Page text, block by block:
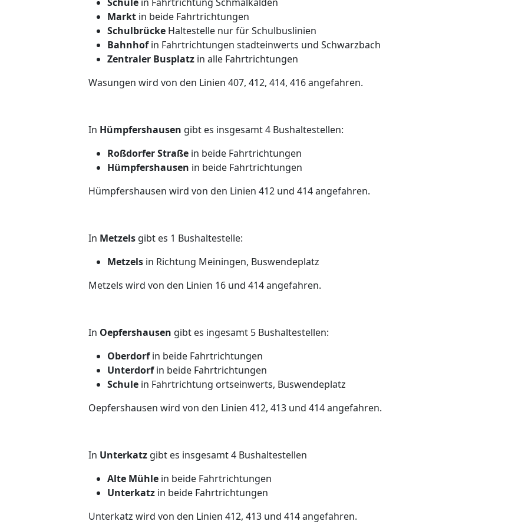
Markt in beide Fahrtrichtungen
Schulbrücke Haltestelle nur für Schulbuslinien
Bahnhofin Fahrtrichtungen stadteinwerts und Schwarzbach
Zentraler Busplatz in alle Fahrtrichtungen
Wasungen wird von den Linien 407, 412, 414, 416 angefahren.
In Hümpfershausen gibt es insgesamt 4 Bushaltestellen:
Roßdorfer Straße in beide Fahrtrichtungen
Hümpfershausen in beide Fahrtrichtungen
Hümpfershausen wird von den Linien 412 und 414 angefahren.
In Metzels gibt es 1 Bushaltestelle:
Metzels in Richtung Meiningen, Buswendeplatz
Metzels wird von den Linien 16 und 414 angefahren.
In Oepfershausen gibt es ingesamt 5 Bushaltestellen:
Oberdorfin beide Fahrtrichtungen
Unterdorfin beide Fahrtrichtungen
Schule in Fahrtrichtung ortseinwerts, Buswendeplatz
Oepfershausen wird von den Linien 412, 413 und 414 angefahren.
In Unterkatz gibt es insgesamt 4 Bushaltestellen
Alte Mühle in beide Fahrtrichtungen
Unterkatz in beide Fahrtrichtungen
Unterkatz wird von den Linien 412, 413 und 414 angefahren.